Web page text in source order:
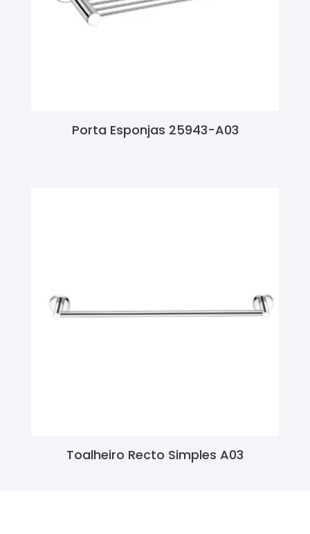
Porta Esponjas 25943-A03
Toalheiro Recto Simples A03